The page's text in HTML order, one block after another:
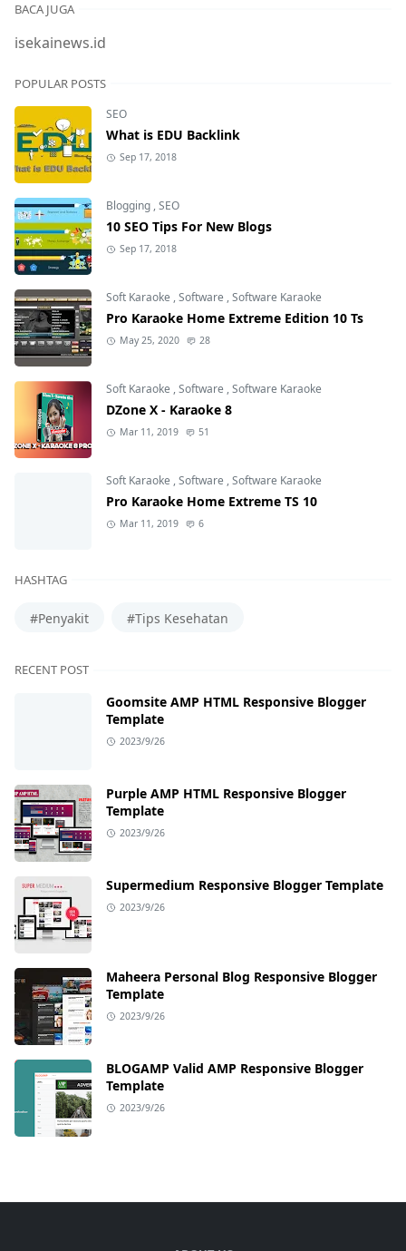
BACA JUGA
isekainews.id
POPULAR POSTS
SEO
What is EDU Backlink
Sep 17, 2018
Blogging,SEO
10 SEO Tips For New Blogs
Sep 17, 2018
Soft Karaoke ,Software ,Software Karaoke
Pro Karaoke Home Extreme Edition 10 Ts
May 25, 2020 28
Soft Karaoke ,Software ,Software Karaoke
DZone X - Karaoke 8
Mar 11, 2019 51
Soft Karaoke ,Software ,Software Karaoke
Pro Karaoke Home Extreme TS 10
Mar 11, 2019 6
HASHTAG
#Penyakit #Tips Kesehatan
RECENT POST
Goomsite AMP HTML Responsive Blogger
Template
2023/9/26
Purple AMP HTML Responsive Blogger
Template
2023/9/26
Supermedium Responsive Blogger Template
2023/9/26
Maheera Personal Blog Responsive Blogger
Template
2023/9/26
BLOGAMP Valid AMP Responsive Blogger
Template
2023/9/26